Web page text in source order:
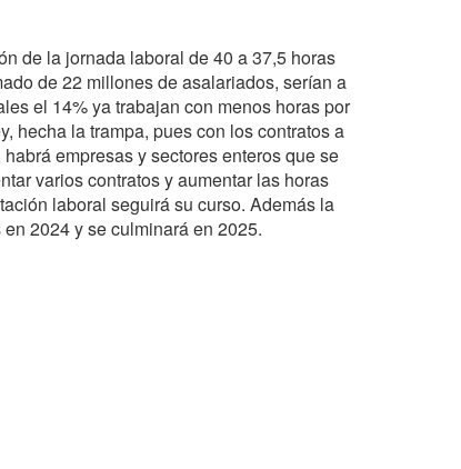
de la jornada laboral de 40 a 37,5 horas
de 22 millones de asalariados, serían a
el 14% ya trabajan con menos horas por
hecha la trampa, pues con los contratos a
empresas y sectores enteros que se
varios contratos y aumentar las horas
laboral seguirá su curso. Además la
2024 y se culminará en 2025.